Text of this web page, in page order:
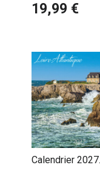
19,99 €
Calendrier 2027